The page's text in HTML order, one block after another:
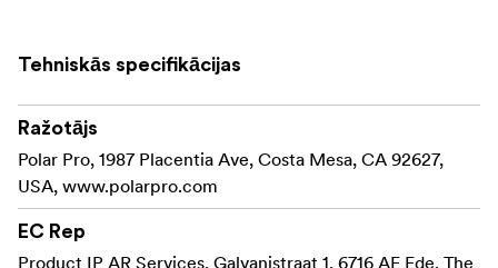
izsmalcinātu izskatu.
Galvenās funkcijas un priekšrocības:
1/8 miglas izkliedēšana:
miglojumu, lai mīkstinātu izgaismojumus un
samazinātu kontrastu, kas ir ideāli piemērots
filmēšanas kvalitātes sasniegšanai.
Tehniskās specifikācijas
Ražotājs
Polar Pro, 1987 Placentia Ave, Costa Mesa, CA 92627,
USA, www.polarpro.com
EC Rep
Product IP AR Services, Galvanistraat 1, 6716 AE Ede, The